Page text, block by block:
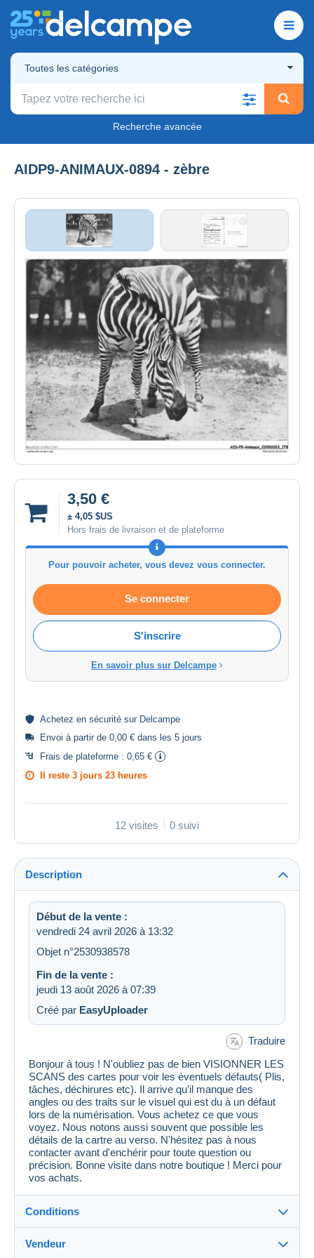
Toutes les catégories
Recherche avancée
AIDP9-ANIMAUX-0894 - zèbre
3,50 €
± 4,05 $US
Hors frais de livraison et de plateforme
Pour pouvoir acheter, vous devez vous connecter.
Se connecter
S'inscrire
En savoir plus sur Delcampe
Achetez en sécurité sur Delcampe
Envoi à partir de 0,00 € dans les 5 jours
Frais de plateforme : 0,65 €
Il reste 3 jours 23 heures
12 visites 0 suivi
Description
Début de la vente :
vendredi 24 avril 2026 à 13:32
Objet n°2530938578
Fin de la vente :
jeudi 13 août 2026 à 07:39
Créé par EasyUploader
Traduire
Bonjour à tous ! N'oubliez pas de bien VISIONNER LES
SCANS des cartes pour voir les éventuels défauts( Plis,
tâches, déchirures etc). Il arrive qu'il manque des
angles ou des traits sur le visuel qui est du à un défaut
lors de la numérisation. Vous achetez ce que vous
voyez. Nous notons aussi souvent que possible les
détails de la cartre au verso. N'hésitez pas à nous
contacter avant d'enchérir pour toute question ou
précision. Bonne visite dans notre boutique ! Merci pour
vos achats.
Conditions
Vendeur